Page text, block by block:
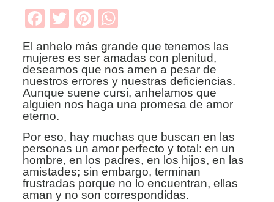
Facebook
TwitterPinterest
WhatsApp
El anhelo más grande que tenemos las
mujeres es ser amadas con plenitud,
deseamos que nos amen a pesar de
nuestros errores y nuestras deficiencias.
Aunque suene cursi, anhelamos que
alguien nos haga una promesa de amor
eterno.
Por eso, hay muchas que buscan en las
personas un amor perfecto y total: en un
hombre, en los padres, en los hijos, en las
amistades; sin embargo, terminan
frustradas porque no lo encuentran, ellas
aman y no son correspondidas.